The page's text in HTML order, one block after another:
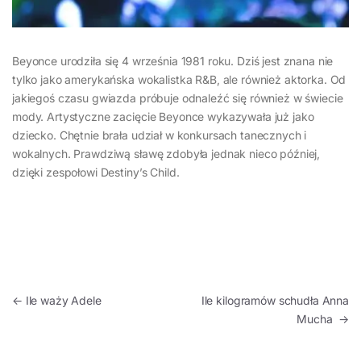
Beyonce urodziła się 4 września 1981 roku. Dziś jest znana nie
tylko jako amerykańska wokalistka R&B, ale również aktorka. Od
jakiegoś czasu gwiazda próbuje odnaleźć się również w świecie
mody. Artystyczne zacięcie Beyonce wykazywała już jako
dziecko. Chętnie brała udział w konkursach tanecznych i
wokalnych. Prawdziwą sławę zdobyła jednak nieco później,
dzięki zespołowi Destiny’s Child.
Nawigacja wpisu
← Ile waży Adele
Ile kilogramów schudła Anna
Mucha →